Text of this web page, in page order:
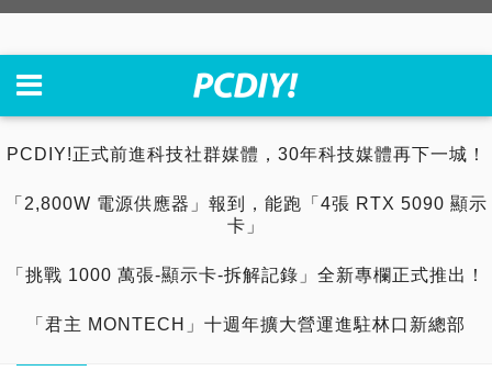
PCDIY!正式前進科技社群媒體，30年科技媒體再下一城！
「2,800W 電源供應器」報到，能跑「4張 RTX 5090 顯示
卡」
「挑戰 1000 萬張-顯示卡-拆解記錄」全新專欄正式推出！
「君主 MONTECH」十週年擴大營運進駐林口新總部